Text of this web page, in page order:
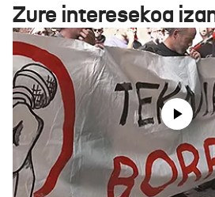
Zure interesekoa